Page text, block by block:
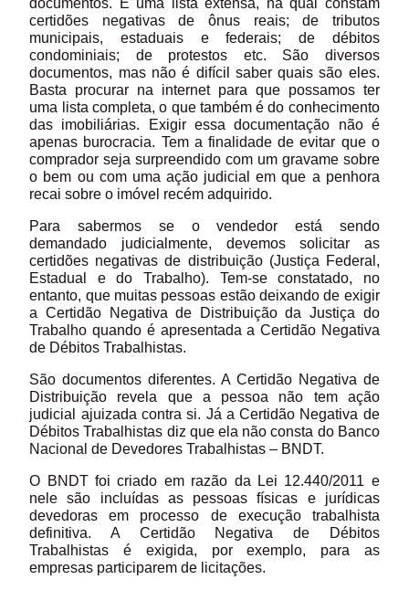
documentos. É uma lista extensa, na qual constam
certidões negativas de ônus reais; de tributos
municipais, estaduais e federais; de débitos
condominiais; de protestos etc. São diversos
documentos, mas não é difícil saber quais são eles.
Basta procurar na internet para que possamos ter
uma lista completa, o que também é do conhecimento
das imobiliárias. Exigir essa documentação não é
apenas burocracia. Tem a finalidade de evitar que o
comprador seja surpreendido com um gravame sobre
o bem ou com uma ação judicial em que a penhora
recai sobre o imóvel recém adquirido.
Para sabermos se o vendedor está sendo
demandado judicialmente, devemos solicitar as
certidões negativas de distribuição (Justiça Federal,
Estadual e do Trabalho). Tem-se constatado, no
entanto, que muitas pessoas estão deixando de exigir
a Certidão Negativa de Distribuição da Justiça do
Trabalho quando é apresentada a Certidão Negativa
de Débitos Trabalhistas.
São documentos diferentes. A Certidão Negativa de
Distribuição revela que a pessoa não tem ação
judicial ajuizada contra si. Já a Certidão Negativa de
Débitos Trabalhistas diz que ela não consta do Banco
Nacional de Devedores Trabalhistas – BNDT.
O BNDT foi criado em razão da Lei 12.440/2011 e
nele são incluídas as pessoas físicas e jurídicas
devedoras em processo de execução trabalhista
definitiva. A Certidão Negativa de Débitos
Trabalhistas é exigida, por exemplo, para as
empresas participarem de licitações.